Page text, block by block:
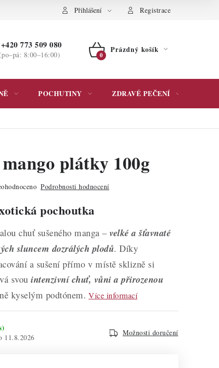
osobních údajů Přihlášení Registrace
+420 773 509 080
8:00–16:00)
NÁKUPNÍ
Prázdný košík
POCHUTINY ZDRAVÉ PEČENÍ
mango plátky 100g
Podrobnosti hodnocení
pochoutka
chuť sušeného manga – velké a šťavnaté
sluncem dozrálých plodů. Díky
a sušení přímo v místě sklizně si
svou intenzivní chuť, vůni a přirozenou
kyselým podtónem. Více informací
11.8.2026
Možnosti doručení